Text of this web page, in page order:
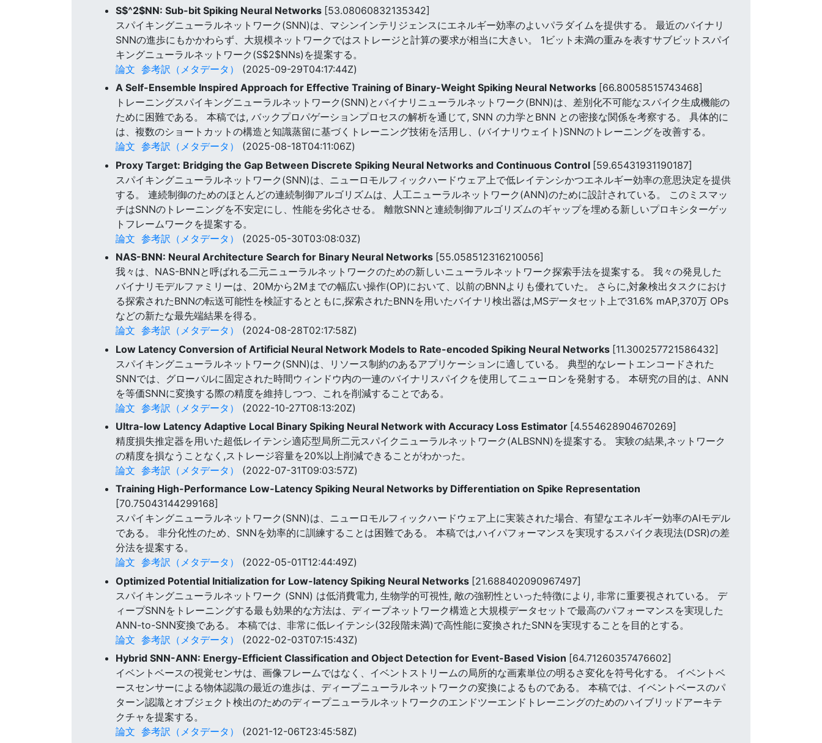
S$^2$NN: Sub-bit Spiking Neural Networks [53.08060832135342]
スパイキングニューラルネットワーク(SNN)は、マシンインテリジェンスにエネルギー効率のよいパラダイムを提供する。 最近のバイナリ
SNNの進歩にもかかわらず、大規模ネットワークではストレージと計算の要求が相当に大きい。 1ビット未満の重みを表すサブビットスパイ
キングニューラルネットワーク(S$2$NNs)を提案する。
論文 参考訳（メタデータ）
(2025-09-29T04:17:44Z)
A Self-Ensemble Inspired Approach for Effective Training of Binary-Weight Spiking Neural Networks [66.80058515743468]
トレーニングスパイキングニューラルネットワーク(SNN)とバイナリニューラルネットワーク(BNN)は、差別化不可能なスパイク生成機能の
ために困難である。 本稿では, バックプロパゲーションプロセスの解析を通じて, SNN の力学とBNN との密接な関係を考察する。 具体的に
は、複数のショートカットの構造と知識蒸留に基づくトレーニング技術を活用し、(バイナリウェイト)SNNのトレーニングを改善する。
論文 参考訳（メタデータ）
(2025-08-18T04:11:06Z)
Proxy Target: Bridging the Gap Between Discrete Spiking Neural Networks and Continuous Control [59.65431931190187]
スパイキングニューラルネットワーク(SNN)は、ニューロモルフィックハードウェア上で低レイテンシかつエネルギー効率の意思決定を提供
する。 連続制御のためのほとんどの連続制御アルゴリズムは、人工ニューラルネットワーク(ANN)のために設計されている。 このミスマッ
チはSNNのトレーニングを不安定にし、性能を劣化させる。 離散SNNと連続制御アルゴリズムのギャップを埋める新しいプロキシターゲッ
トフレームワークを提案する。
論文 参考訳（メタデータ）
(2025-05-30T03:08:03Z)
NAS-BNN: Neural Architecture Search for Binary Neural Networks [55.058512316210056]
我々は、NAS-BNNと呼ばれる二元ニューラルネットワークのための新しいニューラルネットワーク探索手法を提案する。 我々の発見した
バイナリモデルファミリーは、20Mから2Mまでの幅広い操作(OP)において、以前のBNNよりも優れていた。 さらに,対象検出タスクにおけ
る探索されたBNNの転送可能性を検証するとともに,探索されたBNNを用いたバイナリ検出器は,MSデータセット上で31.6% mAP,370万 OPs
などの新たな最先端結果を得る。
論文 参考訳（メタデータ）
(2024-08-28T02:17:58Z)
Low Latency Conversion of Artificial Neural Network Models to Rate-encoded Spiking Neural Networks [11.300257721586432]
スパイキングニューラルネットワーク(SNN)は、リソース制約のあるアプリケーションに適している。 典型的なレートエンコードされた
SNNでは、グローバルに固定された時間ウィンドウ内の一連のバイナリスパイクを使用してニューロンを発射する。 本研究の目的は、ANN
を等価SNNに変換する際の精度を維持しつつ、これを削減することである。
論文 参考訳（メタデータ）
(2022-10-27T08:13:20Z)
Ultra-low Latency Adaptive Local Binary Spiking Neural Network with Accuracy Loss Estimator [4.554628904670269]
精度損失推定器を用いた超低レイテンシ適応型局所二元スパイクニューラルネットワーク(ALBSNN)を提案する。 実験の結果,ネットワーク
の精度を損なうことなく,ストレージ容量を20%以上削減できることがわかった。
論文 参考訳（メタデータ）
(2022-07-31T09:03:57Z)
Training High-Performance Low-Latency Spiking Neural Networks by Differentiation on Spike Representation
[70.75043144299168]
スパイキングニューラルネットワーク(SNN)は、ニューロモルフィックハードウェア上に実装された場合、有望なエネルギー効率のAIモデル
である。 非分化性のため、SNNを効率的に訓練することは困難である。 本稿では,ハイパフォーマンスを実現するスパイク表現法(DSR)の差
分法を提案する。
論文 参考訳（メタデータ）
(2022-05-01T12:44:49Z)
Optimized Potential Initialization for Low-latency Spiking Neural Networks [21.688402090967497]
スパイキングニューラルネットワーク (SNN) は低消費電力, 生物学的可視性, 敵の強靭性といった特徴により, 非常に重要視されている。 デ
ィープSNNをトレーニングする最も効果的な方法は、ディープネットワーク構造と大規模データセットで最高のパフォーマンスを実現した
ANN-to-SNN変換である。 本稿では、非常に低レイテンシ(32段階未満)で高性能に変換されたSNNを実現することを目的とする。
論文 参考訳（メタデータ）
(2022-02-03T07:15:43Z)
Hybrid SNN-ANN: Energy-Efficient Classification and Object Detection for Event-Based Vision [64.71260357476602]
イベントベースの視覚センサは、画像フレームではなく、イベントストリームの局所的な画素単位の明るさ変化を符号化する。 イベントベ
ースセンサーによる物体認識の最近の進歩は、ディープニューラルネットワークの変換によるものである。 本稿では、イベントベースのパ
ターン認識とオブジェクト検出のためのディープニューラルネットワークのエンドツーエンドトレーニングのためのハイブリッドアーキテ
クチャを提案する。
論文 参考訳（メタデータ）
(2021-12-06T23:45:58Z)